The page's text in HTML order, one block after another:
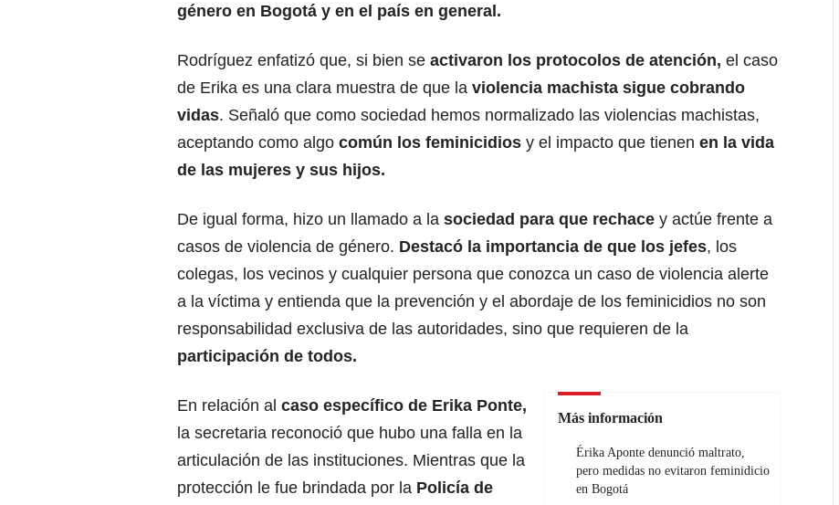
género en Bogotá y en el país en general.
Rodríguez enfatizó que, si bien se activaron los protocolos de atención, el caso
de Erika es una clara muestra de que la violencia machista sigue cobrando
vidas. Señaló que como sociedad hemos normalizado las violencias machistas,
aceptando como algo común los feminicidios y el impacto que tienen en la vida
de las mujeres y sus hijos.
De igual forma, hizo un llamado a la sociedad para que rechace y actúe frente a
casos de violencia de género. Destacó la importancia de que los jefes, los
colegas, los vecinos y cualquier persona que conozca un caso de violencia alerte
a la víctima y entienda que la prevención y el abordaje de los feminicidios no son
responsabilidad exclusiva de las autoridades, sino que requieren de la
participación de todos.
Más información
Érika Aponte denunció maltrato,
pero medidas no evitaron feminidicio
en Bogotá
En relación al caso específico de Erika Ponte,
la secretaria reconoció que hubo una falla en la
articulación de las instituciones. Mientras que la
protección le fue brindada por la Policía de